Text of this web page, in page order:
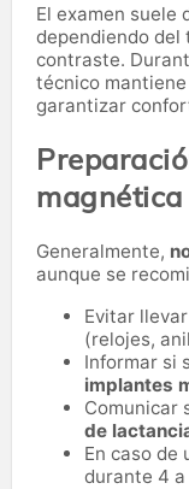
El examen suele
dependiendo del
contraste.
técnico
garantizar
Generalmente,
aunque se
Evitar llevar
(relojes,
Informar si
implantes
Comunicar
de
En caso de
durante 4 a